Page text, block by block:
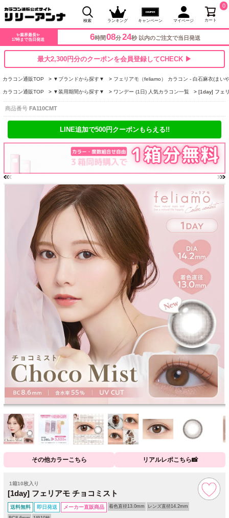
検索 ランキング キャンペーン マイページ カート
0
✨業界最長✨
17時まで当日発送
6時間 08分23秒 以内のご注文で当日発送
最大2,300円分のクーポンを会員登録してCHECK ▶
カラコン通販TOP ▼ブランドから探す▼ フェリアモ（feliamo） カラコン - 白石麻衣(まい
カラコン通販TOP ▼装用期間から探す▼ ワンデー (1日) 人気カラコン一覧 [1day] フェ
商品番号 FA110CMT
LINE追加で500円クーポンもらえる!!
その他カラーこちら リアルレポこちら📸
1箱10枚入り
[1day] フェリアモ チョコミスト
送料無料 即日発送 メーカー直販商品 着色直径13.0mm レンズ直径14.2mm